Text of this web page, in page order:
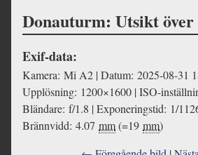
Donauturm: Utsikt
Exif-data:
Kamera: Mi A2 | Datum: 2025-08-31
Upplösning: 1200×1600 | ISO-
Bländare: f/1.8 | Exponeringstid: 1/
Brännvidd: 4.07 mm(=19 mm)